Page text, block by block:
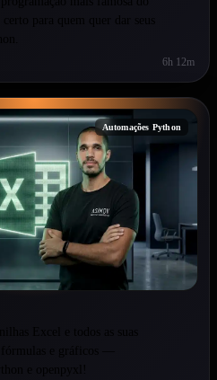
6h 12m
Automações Python